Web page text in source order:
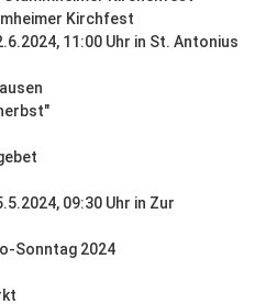
Kirchfest
11:00 Uhr in St. Antonius
09:30 Uhr in Zur
Sonntag 2024